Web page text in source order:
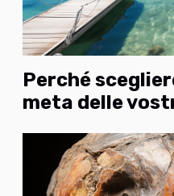
Perché
meta delle